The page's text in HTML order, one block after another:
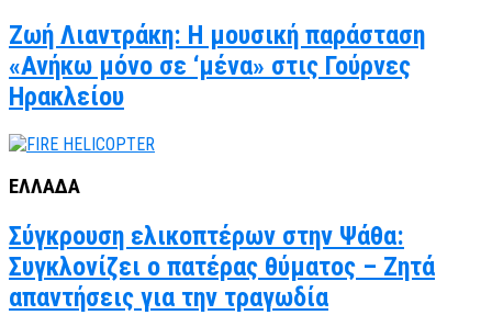
Ζωή Λιαντράκη: Η μουσική παράσταση
«Ανήκω μόνο σε ‘μένα» στις Γούρνες
Ηρακλείου
ΕΛΛΑΔΑ
Σύγκρουση ελικοπτέρων στην Ψάθα:
Συγκλονίζει ο πατέρας θύματος – Ζητά
απαντήσεις για την τραγωδία